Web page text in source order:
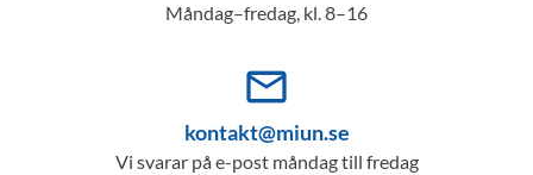
Måndag–fredag, kl. 8–16
mail_outline
kontakt@miun.se
Vi svarar på e-post måndag till fredag